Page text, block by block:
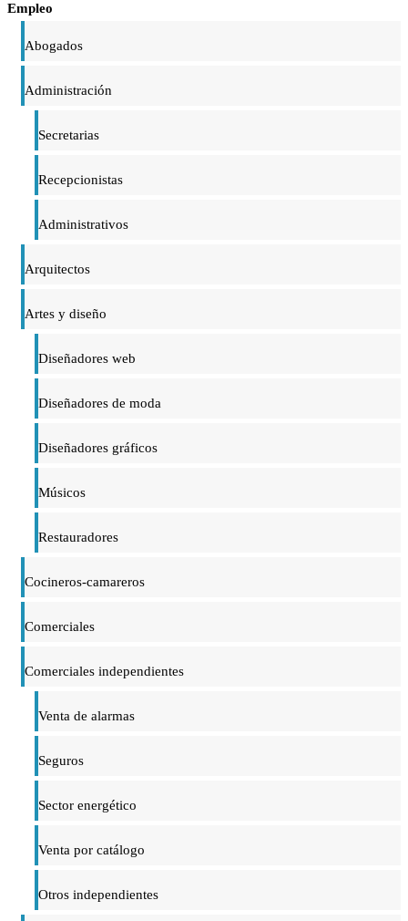
Empleo
Abogados
Administración
Secretarias
Recepcionistas
Administrativos
Arquitectos
Artes y diseño
Diseñadores web
Diseñadores de moda
Diseñadores gráficos
Músicos
Restauradores
Cocineros-camareros
Comerciales
Comerciales independientes
Venta de alarmas
Seguros
Sector energético
Venta por catálogo
Otros independientes